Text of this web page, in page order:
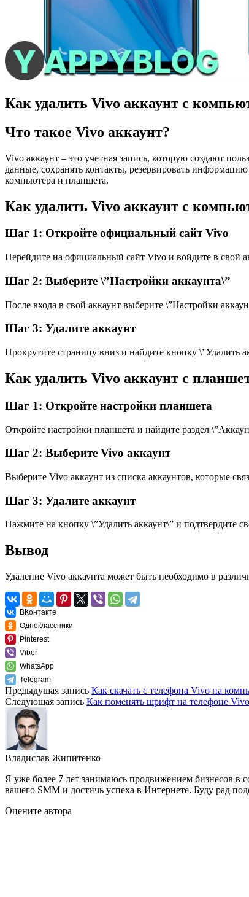
Как удалить Vivo аккаунт с
Что такое Vivo аккаунт?
Vivo аккаунт – это учетная запись, которую создают
данные, сохранять контакты, резервировать
компьютера и планшета.
Как удалить Vivo аккаунт с
Шаг 1: Откройте официальный сайт Vivo
Перейдите на официальный сайт Vivo и войдите в свой
Шаг 2: Выберите \”Настройки аккаунта\”
После входа в свой аккаунт выберите \”Настройки
Шаг 3: Удалите аккаунт
Прокрутите страницу вниз и найдите кнопку \”Удалить
Как удалить Vivo аккаунт с
Шаг 1: Откройте настройки планшета
Откройте настройки планшета и найдите раздел
Шаг 2: Выберите Vivo аккаунт
Выберите Vivo аккаунт из списка аккаунтов, которые
Шаг 3: Удалите аккаунт
Нажмите на кнопку \”Удалить аккаунт\” и подтвердите
Вывод
Удаление Vivo аккаунта может быть необходимо в
ВКонтакте
Одноклассники
Pinterest
Viber
WhatsApp
Telegram
Предыдущая запись Как скачать с телефона Vivo на
Следующая запись Как поменять шрифт на телефоне
Владислав Жипитенко
Я уже более 7 лет занимаюсь продвижением бизнесов в
вашего SMM и достичь успеха в Интернете. Буду рад
Оцените автора